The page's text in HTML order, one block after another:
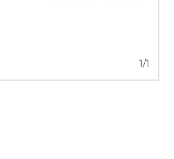
1/1